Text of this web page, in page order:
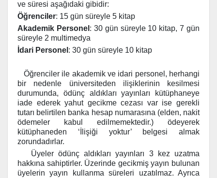
ve süresi aşağıdaki gibidir:
Öğrenciler: 15 gün süreyle 5 kitap
Akademik Personel : 30 gün süreyle 10 kitap, 7 gün
süreyle 2 multimedya
İdari Personel : 30 gün süreyle 10 kitap
Öğrenciler ile akademik ve idari personel, herhangi
bir nedenle üniversiteden ilişiklerinin kesilmesi
durumunda, ödünç aldıkları yayınları kütüphaneye
iade ederek yahut gecikme cezası var ise gerekli
tutarı belirtilen banka hesap numarasına (elden, nakit
ödemeler kabul edilmemektedir.) ödeyerek
kütüphaneden ‘İlişiği yoktur’ belgesi almak
zorundadırlar.
Üyeler ödünç aldıkları yayınları 3 kez uzatma
hakkına sahiptirler. Üzerinde gecikmiş yayın bulunan
üyelerin yayın kullanma süreleri uzatılmaz. Ayrıca